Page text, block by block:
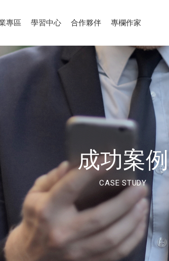
專區 學習中心 合作夥伴 專欄作家
成功案例
CASE STUDY